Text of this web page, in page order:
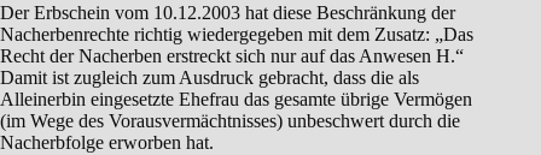
Der Erbschein vom 10.12.2003 hat diese Beschränkung der
Nacherbenrechte richtig wiedergegeben mit dem Zusatz: „Das
Recht der Nacherben erstreckt sich nur auf das Anwesen H.“
Damit ist zugleich zum Ausdruck gebracht, dass die als
Alleinerbin eingesetzte Ehefrau das gesamte übrige Vermögen
(im Wege des Vorausvermächtnisses) unbeschwert durch die
Nacherbfolge erworben hat.